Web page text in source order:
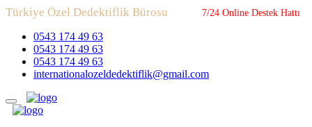
Türkiye Özel Dedektiflik Bürosu 7/24 Online Destek Hattı
0543 174 49 63
0543 174 49 63
0543 174 49 63
internationalozeldedektiflik@gmail.com